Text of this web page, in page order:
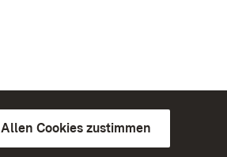
Allen Cookies zustimmen